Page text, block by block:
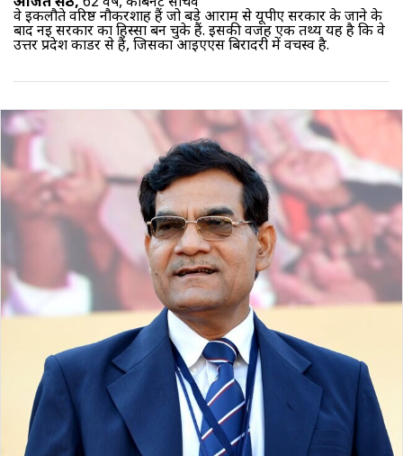
वे इकलौते वरिष्ठ नौकरशाह हैं जो बड़े आराम से यूपीए सरकार के जाने के
बाद नई सरकार का हिस्सा बन चुके हैं. इसकी वजह एक तथ्य यह है कि वे
उत्तर प्रदेश काडर से हैं, जिसका आइएएस बिरादरी में वर्चस्व है.